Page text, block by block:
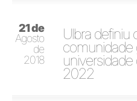
21 de
Agosto
de
2018
Ulbra definiu
2022